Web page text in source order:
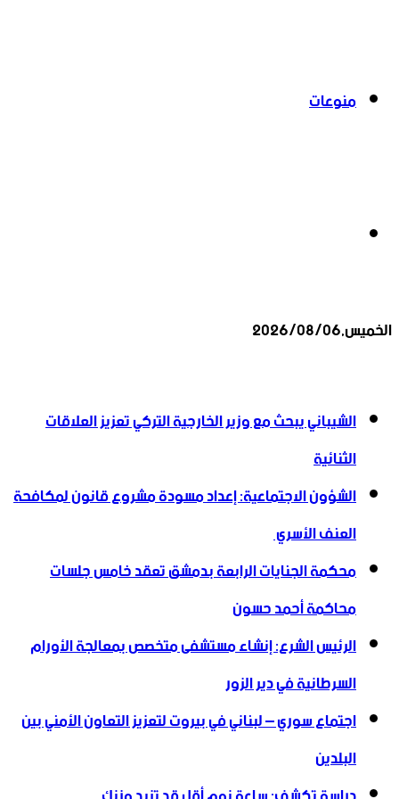
منوعات
الخميس,2026/08/06
الشيباني يبحث مع وزير الخارجية التركي تعزيز العلاقات
الثنائية
الشؤون الاجتماعية: إعداد مسودة مشروع قانون لمكافحة
العنف الأسري ‏
محكمة الجنايات الرابعة بدمشق تعقد خامس جلسات
محاكمة أحمد حسون
الرئيس الشرع: إنشاء ‌‏مستشفى متخصص بمعالجة الأورام
السرطانية في دير الزور
اجتماع سوري – لبناني في بيروت لتعزيز التعاون ‏الأمني ‏بين
البلدين